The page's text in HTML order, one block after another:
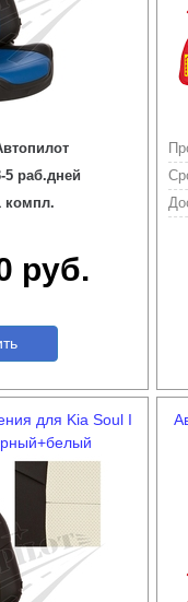
5 раб.дней
компл.
руб.
для Kia Soul I